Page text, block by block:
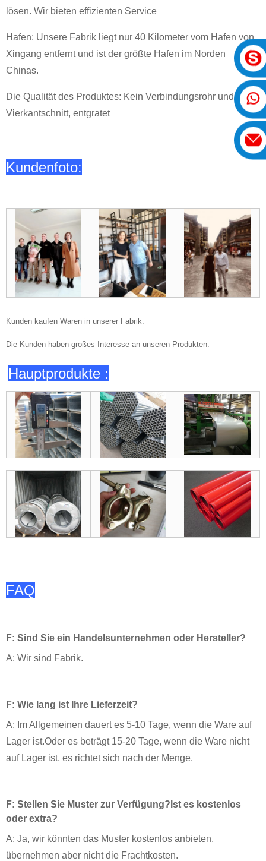
lösen. Wir bieten effizienten Service
Hafen: Unsere Fabrik liegt nur 40 Kilometer vom Hafen von
Xingang entfernt und ist der größte Hafen im Norden
Chinas.
Die Qualität des Produktes: Kein Verbindungsrohr und
Vierkantschnitt, entgratet
Kundenfoto:
Kunden kaufen Waren in unserer Fabrik.
Die Kunden haben großes Interesse an unseren Produkten.
Hauptprodukte :
FAQ
F: Sind Sie ein Handelsunternehmen oder Hersteller?
A: Wir sind Fabrik.
F: Wie lang ist Ihre Lieferzeit?
A: Im Allgemeinen dauert es 5-10 Tage, wenn die Ware auf
Lager ist.Oder es beträgt 15-20 Tage, wenn die Ware nicht
auf Lager ist, es richtet sich nach der Menge.
F: Stellen Sie Muster zur Verfügung?Ist es kostenlos
oder extra?
A: Ja, wir könnten das Muster kostenlos anbieten,
übernehmen aber nicht die Frachtkosten.